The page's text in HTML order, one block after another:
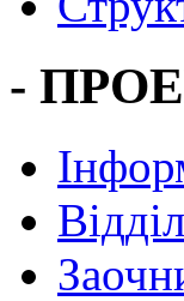
-